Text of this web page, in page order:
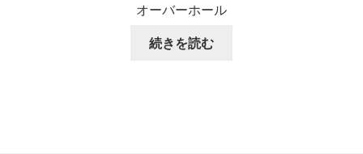
オーバーホール
続きを読む